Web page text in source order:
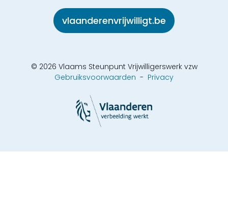
vlaanderenvrijwilligt.be
© 2026 Vlaams Steunpunt Vrijwilligerswerk vzw
Gebruiksvoorwaarden - Privacy